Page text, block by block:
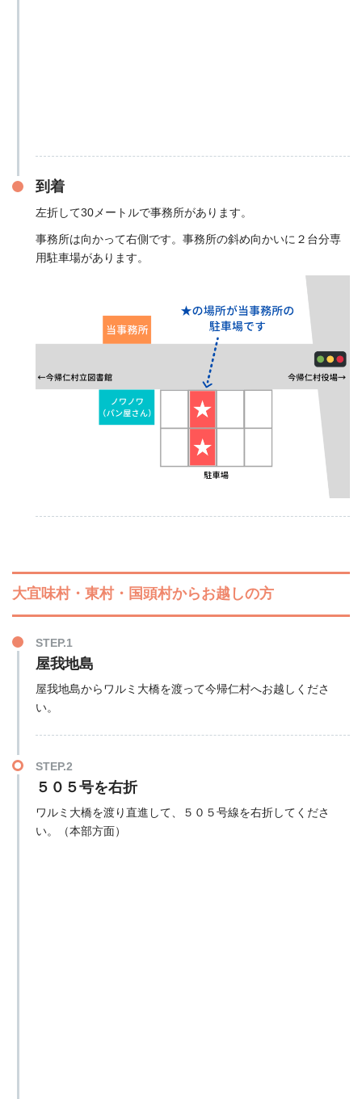
到着
左折して30メートルで事務所があります。
事務所は向かって右側です。事務所の斜め向かいに２台分専
用駐車場があります。
大宜味村・東村・国頭村からお越しの方
STEP.1
屋我地島
屋我地島からワルミ大橋を渡って今帰仁村へお越しくださ
い。
STEP.2
５０５号を右折
ワルミ大橋を渡り直進して、５０５号線を右折してくださ
い。（本部方面）